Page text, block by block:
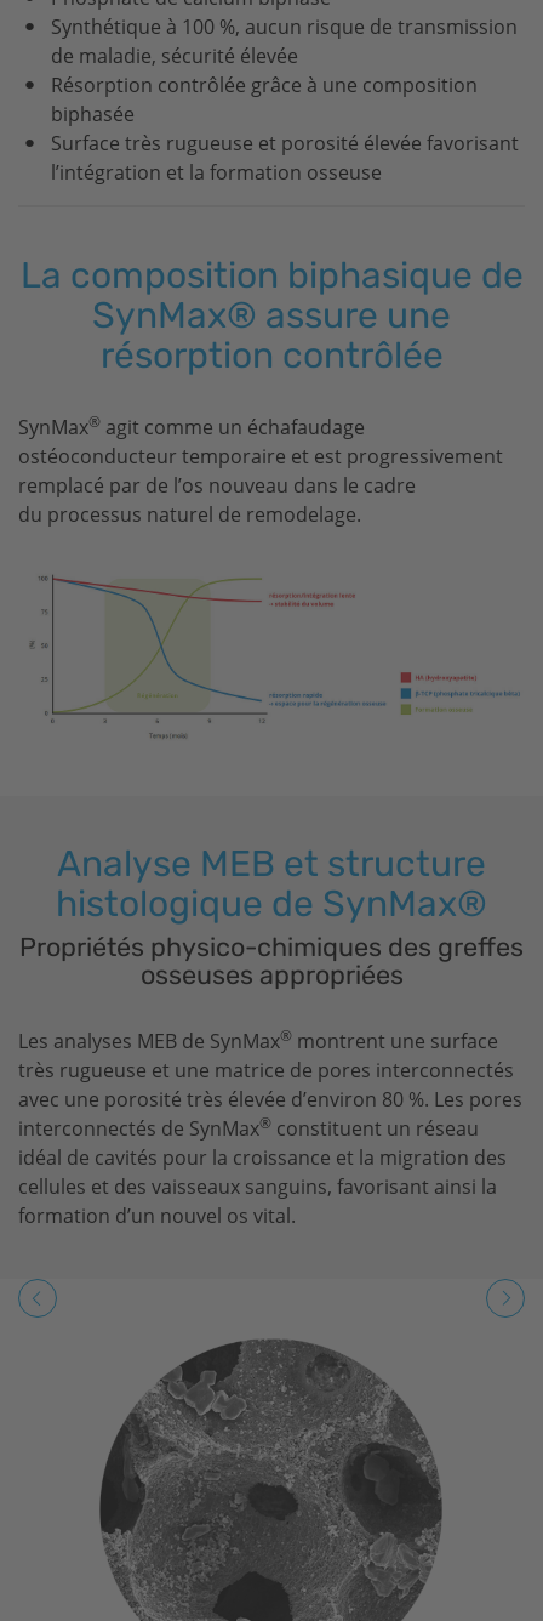
Synthétique à 100 %, aucun risque de transmission
de maladie, sécurité élevée
Résorption contrôlée grâce à une composition
biphasée
Surface très rugueuse et porosité élevée favorisant
l’intégration et la formation osseuse
La composition biphasique de
SynMax® assure une
résorption contrôlée
SynMax® agit comme un échafaudage
ostéoconducteur temporaire et est progressivement
remplacé par de l’os nouveau dans le cadre
du processus naturel de remodelage.
Analyse MEB et structure
histologique de SynMax®
Propriétés physico-chimiques des greffes
osseuses appropriées
Les analyses MEB de SynMax® montrent une surface
très rugueuse et une matrice de pores interconnectés
avec une porosité très élevée d’environ 80 %. Les pores
interconnectés de SynMax® constituent un réseau
idéal de cavités pour la croissance et la migration des
cellules et des vaisseaux sanguins, favorisant ainsi la
formation d’un nouvel os vital.